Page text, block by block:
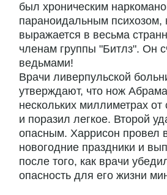
был хроническим
параноидальным психозом,
выражается в весьма
членам группы "Битлз". Он
ведьмами!
Врачи ливерпульской
утверждают, что нож
нескольких миллиметрах
и поразил легкое. Второй
опасным. Харрисон провел
новогодние праздники и
после того, как врачи
опасность для его жизни